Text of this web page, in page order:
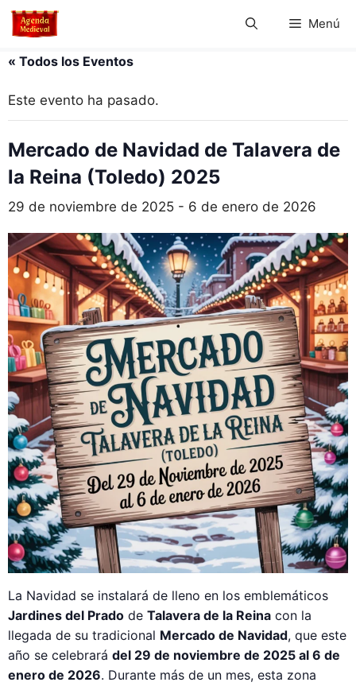
Saltar
Menú
« Todos los Eventos
Este evento ha pasado.
Mercado de Navidad de Talavera de
la Reina (Toledo) 2025
29 de noviembre de 2025 - 6 de enero de 2026
La Navidad se instalará de lleno en los emblemáticos
Jardines del Prado de Talavera de la Reina con la
llegada de su tradicional Mercado de Navidad, que este
año se celebrará del 29 de noviembre de 2025 al 6 de
enero de 2026. Durante más de un mes, esta zona